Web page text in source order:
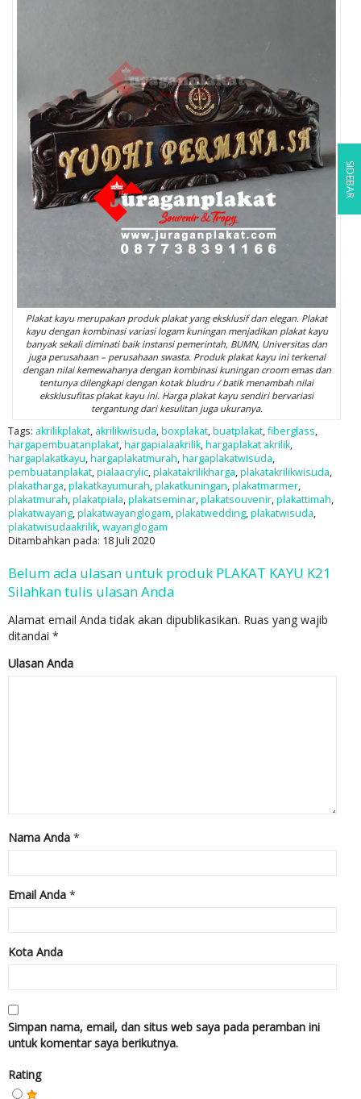
Plakat kayu merupakan produk plakat yang eksklusif dan elegan. Plakat
kayu dengan kombinasi variasi logam kuningan menjadikan plakat kayu
banyak sekali diminati baik instansi pemerintah, BUMN, Universitas dan
juga perusahaan – perusahaan swasta. Produk plakat kayu ini terkenal
dengan nilai kemewahanya dengan kombinasi kuningan croom emas dan
tentunya dilengkapi dengan kotak bludru / batik menambah nilai
eksklusufitas plakat kayu ini. Harga plakat kayu sendiri bervariasi
tergantung dari kesulitan juga ukuranya.
Tags: akrilikplakat, akrilikwisuda,boxplakat,buatplakat,fiberglass,
hargapembuatanplakat,hargapialaakrilik,hargaplakat akrilik,
hargaplakatkayu,hargaplakatmurah,hargaplakatwisuda,
pembuatanplakat,pialaacrylic,plakatakrilikharga,plakatakrilikwisuda,
plakatharga,plakatkayumurah,plakatkuningan,plakatmarmer,
plakatmurah,plakatpiala,plakatseminar,plakatsouvenir,plakattimah,
plakatwayang,plakatwayanglogam,plakatwedding,plakatwisuda,
plakatwisudaakrilik,wayanglogam
Ditambahkan pada: 18 Juli 2020
Belum ada ulasan untuk produk PLAKAT KAYU K21
Silahkan tulis ulasan Anda
Alamat email Anda tidak akan dipublikasikan. Ruas yang wajib
ditandai *
Ulasan Anda
Nama Anda *
Email Anda *
Kota Anda
Simpan nama, email, dan situs web saya pada peramban ini
untuk komentar saya berikutnya.
Rating
SIDEBAR